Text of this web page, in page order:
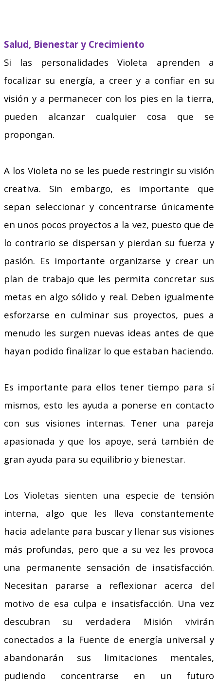
Salud, Bienestar y Crecimiento
Si las personalidades Violeta aprenden a
focalizar su energía, a creer y a confiar en su
visión y a permanecer con los pies en la tierra,
pueden alcanzar cualquier cosa que se
propongan.
A los Violeta no se les puede restringir su visión
creativa. Sin embargo, es importante que
sepan seleccionar y concentrarse únicamente
en unos pocos proyectos a la vez, puesto que de
lo contrario se dispersan y pierdan su fuerza y
pasión. Es importante organizarse y crear un
plan de trabajo que les permita concretar sus
metas en algo sólido y real. Deben igualmente
esforzarse en culminar sus proyectos, pues a
menudo les surgen nuevas ideas antes de que
hayan podido finalizar lo que estaban haciendo.
Es importante para ellos tener tiempo para sí
mismos, esto les ayuda a ponerse en contacto
con sus visiones internas. Tener una pareja
apasionada y que los apoye, será también de
gran ayuda para su equilibrio y bienestar.
Los Violetas sienten una especie de tensión
interna, algo que les lleva constantemente
hacia adelante para buscar y llenar sus visiones
más profundas, pero que a su vez les provoca
una permanente sensación de insatisfacción.
Necesitan pararse a reflexionar acerca del
motivo de esa culpa e insatisfacción. Una vez
descubran su verdadera Misión vivirán
conectados a la Fuente de energía universal y
abandonarán sus limitaciones mentales,
pudiendo concentrarse en un futuro